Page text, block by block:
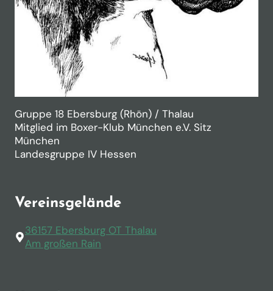
t
p
t
i
e
r
e
d
Gruppe 18 Ebersburg (Rhön) / Thalau
Mitglied im Boxer-Klub München e.V. Sitz
München
Landesgruppe IV Hessen
Vereinsgelände
36157 Ebersburg OT Thalau
Am großen Rain